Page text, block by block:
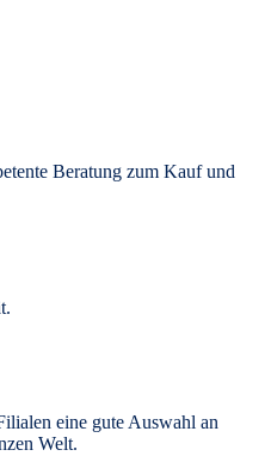
Beratung zum Kauf und
eine gute Auswahl an
Welt.